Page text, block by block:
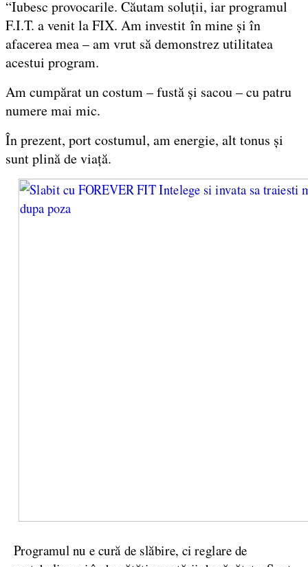
“Iubesc provocarile. Căutam soluţii, iar programul
F.I.T. a venit la FIX. Am investit în mine şi în
afacerea mea – am vrut să demonstrez utilitatea
acestui program.
Am cumpărat un costum – fustă şi sacou – cu patru
numere mai mic.
În prezent, port costumul, am energie, alt tonus şi
sunt plină de viaţă.
Programul nu e cură de slăbire, ci reglare de